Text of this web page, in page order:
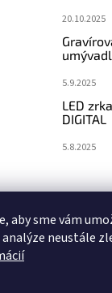
aby sme vám
neustále
20.10.2025
5.9.2025
LED
DIGITAL
5.8.2025